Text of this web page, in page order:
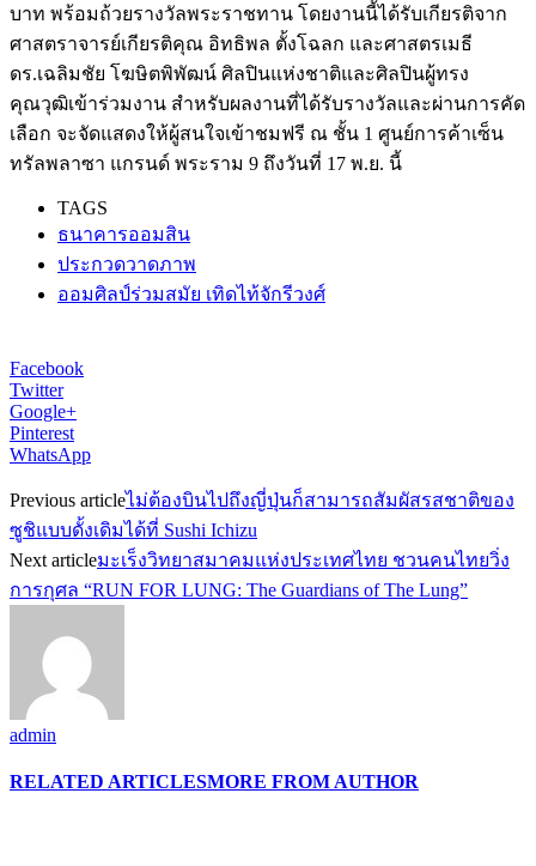
บาท พร้อมถ้วยรางวัลพระราชทาน โดยงานนี้ได้รับเกียรติจาก
ศาสตราจารย์เกียรติคุณ อิทธิพล ตั้งโฉลก และศาสตรเมธี
ดร.เฉลิมชัย โฆษิตพิพัฒน์ ศิลปินแห่งชาติและศิลปินผู้ทรง
คุณวุฒิเข้าร่วมงาน สำหรับผลงานที่ได้รับรางวัลและผ่านการคัด
เลือก จะจัดแสดงให้ผู้สนใจเข้าชมฟรี ณ ชั้น 1 ศูนย์การค้าเซ็น
ทรัลพลาซา แกรนด์ พระราม 9 ถึงวันที่ 17 พ.ย. นี้
TAGS
ธนาคารออมสิน
ประกวดวาดภาพ
ออมศิลป์ร่วมสมัย เทิดไท้จักรีวงศ์
Facebook
Twitter
Google+
Pinterest
WhatsApp
Previous articleไม่ต้องบินไปถึงญี่ปุ่นก็สามารถสัมผัสรสชาติของ
ซูชิแบบดั้งเดิมได้ที่ Sushi Ichizu
Next articleมะเร็งวิทยาสมาคมแห่งประเทศไทย ชวนคนไทยวิ่ง
การกุศล “RUN FOR LUNG: The Guardians of The Lung”
admin
RELATED ARTICLESMORE FROM AUTHOR